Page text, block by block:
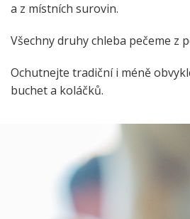
a z místních surovin.
Všechny druhy chleba pečeme z
Ochutnejte tradiční i méně
buchet a koláčků.